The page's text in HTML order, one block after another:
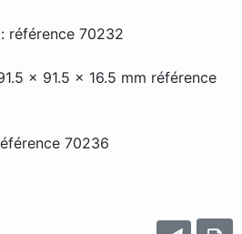
70232
x 91.5 x 16.5 mm référence
70236